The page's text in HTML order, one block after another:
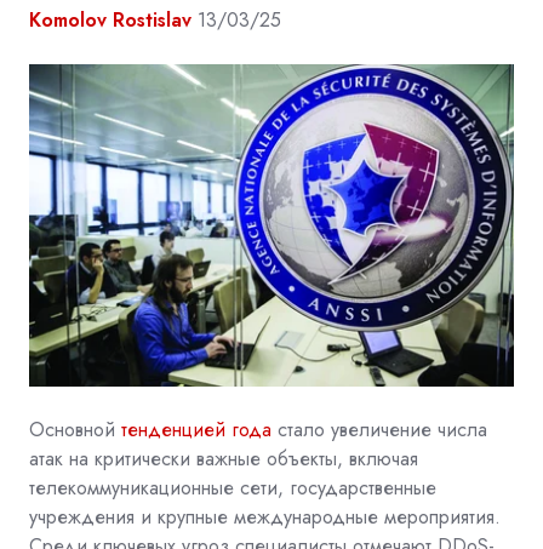
Komolov Rostislav 13/03/25
Основной тенденцией года стало увеличение числа
атак на критически важные объекты, включая
телекоммуникационные сети, государственные
учреждения и крупные международные мероприятия.